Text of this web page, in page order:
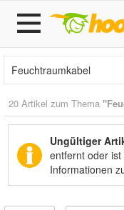
20 Artikel zum Thema
Ungültiger
entfernt oder
Informationen